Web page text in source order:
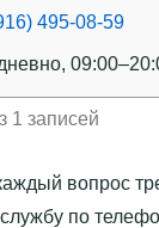
495-08-59
1 записей
вопрос
по